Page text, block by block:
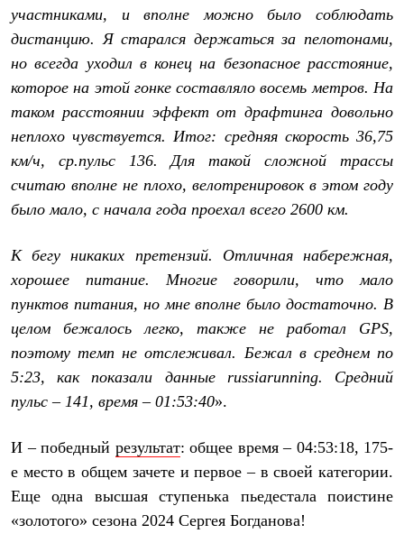
Экспедиционные
Легкоходные
Альпинистские
Городские
Аксессуары для рюкзаков
Спальные мешки
Комбинированные
С синтетическим утеплителем
Сумки и баулы
Баулы
Гермомешки
Полезные аксессуары
Еда
Коврики
Обувь
Женская обувь
Сапоги
Ботинки
Кроссовки
Сапоги
Гамаши и бахилы
Гамаши
Бахилы
участниками, и вполне можно было соблюдать
дистанцию. Я старался держаться за пелотонами,
но всегда уходил в конец на безопасное расстояние,
которое на этой гонке составляло восемь метров. На
таком расстоянии эффект от драфтинга довольно
неплохо чувствуется. Итог: средняя скорость 36,75
км/ч, ср.пульс 136. Для такой сложной трассы
считаю вполне не плохо, велотренировок в этом году
было мало, с начала года проехал всего 2600 км.
К бегу никаких претензий. Отличная набережная,
хорошее питание. Многие говорили, что мало
пунктов питания, но мне вполне было достаточно. В
целом бежалось легко, также не работал GPS,
поэтому темп не отслеживал. Бежал в среднем по
5:23, как показали данные russiarunning. Средний
пульс – 141, время – 01:53:40».
И – победный результат: общее время – 04:53:18, 175-
е место в общем зачете и первое – в своей категории.
Еще одна высшая ступенька пьедестала поистине
«золотого» сезона 2024 Сергея Богданова!